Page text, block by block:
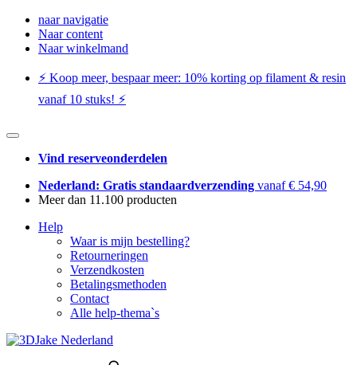
naar navigatie
Naar content
Naar winkelmand
⚡️ Koop meer, bespaar meer: ​​10% korting op filament & resin
vanaf 10 stuks! ⚡️
Vind reserveonderdelen
Nederland: Gratis standaardverzending vanaf € 54,90
Meer dan 11.100 producten
Help
Waar is mijn bestelling?
Retourneringen
Verzendkosten
Betalingsmethoden
Contact
Alle help-thema`s